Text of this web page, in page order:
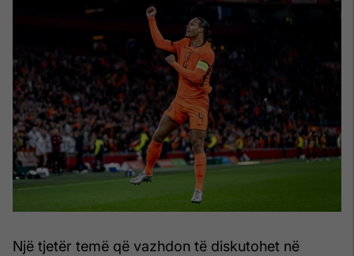
Një tjetër temë që vazhdon të diskutohet në